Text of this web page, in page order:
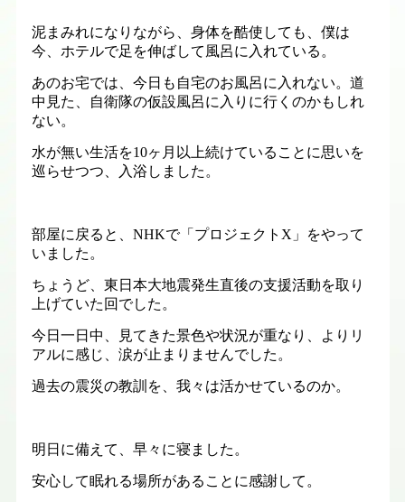
泥まみれになりながら、身体を酷使しても、僕は
今、ホテルで足を伸ばして風呂に入れている。
あのお宅では、今日も自宅のお風呂に入れない。道
中見た、自衛隊の仮設風呂に入りに行くのかもしれ
ない。
水が無い生活を10ヶ月以上続けていることに思いを
巡らせつつ、入浴しました。
部屋に戻ると、NHKで「プロジェクトX」をやって
いました。
ちょうど、東日本大地震発生直後の支援活動を取り
上げていた回でした。
今日一日中、見てきた景色や状況が重なり、よりリ
アルに感じ、涙が止まりませんでした。
過去の震災の教訓を、我々は活かせているのか。
明日に備えて、早々に寝ました。
安心して眠れる場所があることに感謝して。